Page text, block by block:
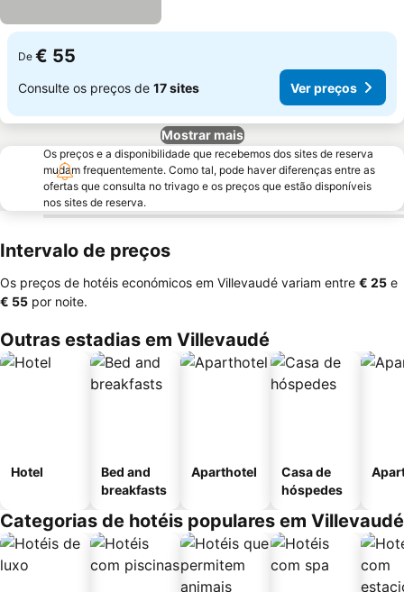
De € 55
Consulte os preços de 17 sites Ver preços
Mostrar mais
Os preços e a disponibilidade que recebemos dos sites de reserva
mudam frequentemente. Como tal, pode haver diferenças entre as
ofertas que consulta no trivago e os preços que estão disponíveis
nos sites de reserva.
Intervalo de preços
Os preços de hotéis económicos em Villevaudé variam entre ‎€ 25 e
‎€ 55 por noite.
Outras estadias em Villevaudé
Hotel
Bed and
breakfasts
Aparthotel
Casa de
hóspedes
Categorias de hotéis populares em Villevaudé